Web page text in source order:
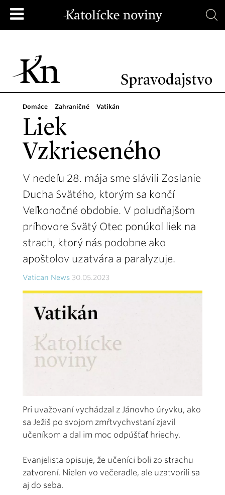
Spravodajstvo
Domáce Zahraničné Vatikán
Liek
Vzkrieseného
V nedeľu 28. mája sme slávili Zoslanie
Ducha Svätého, ktorým sa končí
Veľkonočné obdobie. V poludňajšom
príhovore Svätý Otec ponúkol liek na
strach, ktorý nás podobne ako
apoštolov uzatvára a paralyzuje.
Vatican News 30.05.2023
Pri uvažovaní vychádzal z Jánovho úryvku, ako
sa Ježiš po svojom zmŕtvychvstaní zjavil
učeníkom a dal im moc odpúšťať hriechy.
Evanjelista opisuje, že učeníci boli zo strachu
zatvorení. Nielen vo večeradle, ale uzatvorili sa
aj do seba.